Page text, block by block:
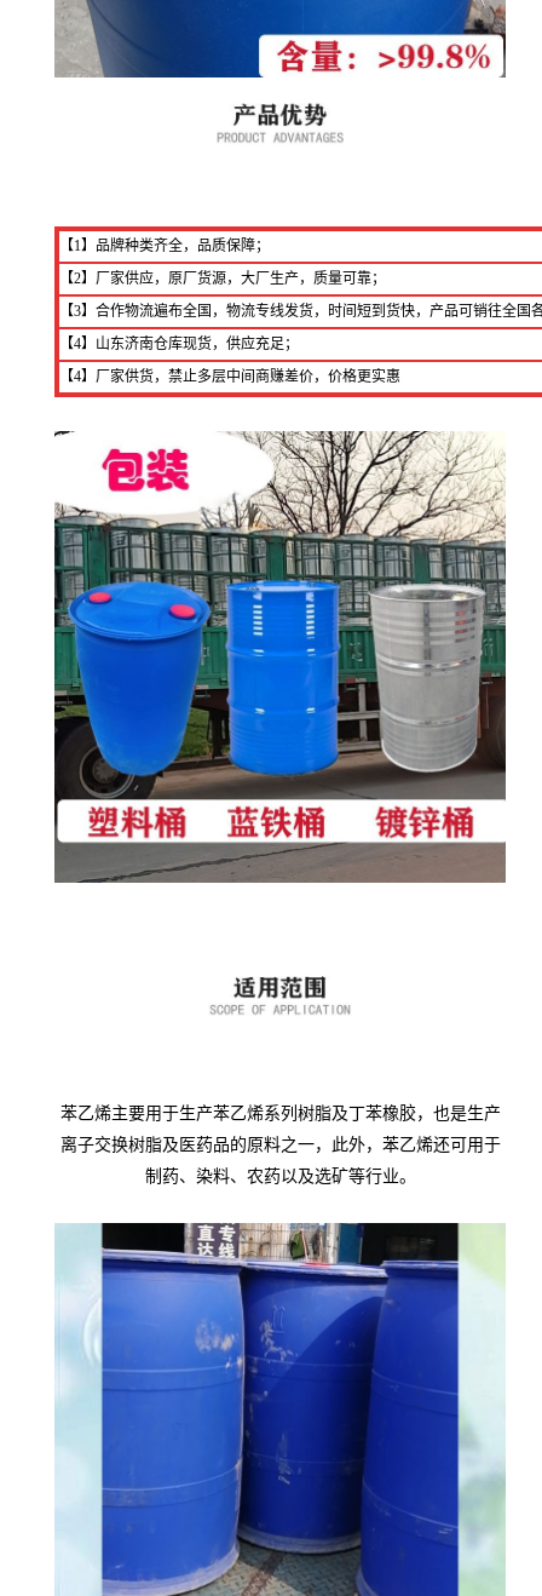
【1】品牌种类齐全，品质保障；
【2】厂家供应，原厂货源，大厂生产，质量可靠；
【3】合作物流遍布全国，物流专线发货，时间短到货快，产品可销往全国
【4】山东济南仓库现货，供应充足；
【4】厂家供货，禁止多层中间商赚差价，价格更实惠
苯乙烯主要用于生产苯乙烯系列树脂及丁苯橡胶，也是生产
离子交换树脂及医药品的原料之一，此外，苯乙烯还可用于
制药、染料、农药以及选矿等行业。